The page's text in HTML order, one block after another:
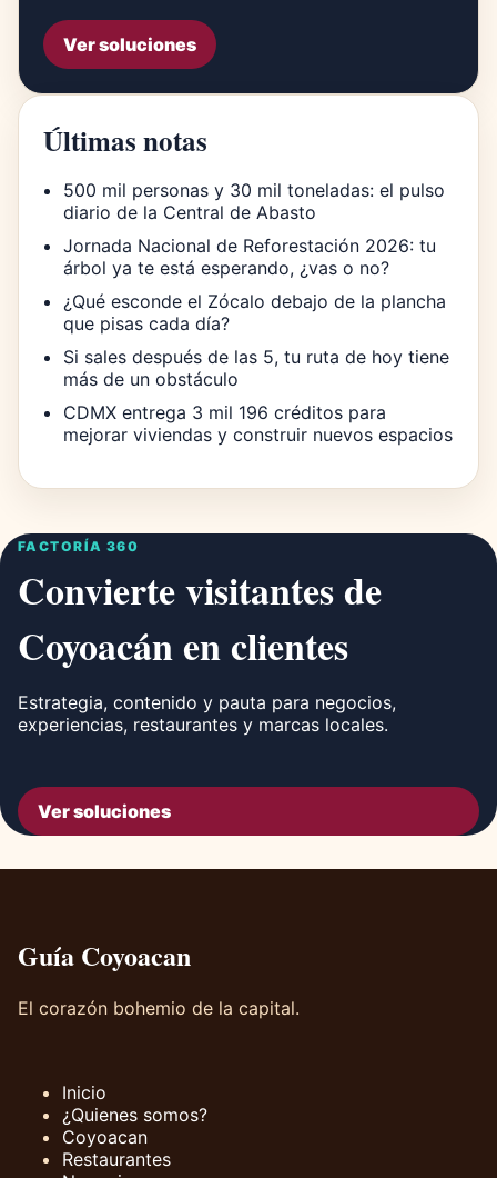
Ver soluciones
Últimas notas
500 mil personas y 30 mil toneladas: el pulso
diario de la Central de Abasto
Jornada Nacional de Reforestación 2026: tu
árbol ya te está esperando, ¿vas o no?
¿Qué esconde el Zócalo debajo de la plancha
que pisas cada día?
Si sales después de las 5, tu ruta de hoy tiene
más de un obstáculo
CDMX entrega 3 mil 196 créditos para
mejorar viviendas y construir nuevos espacios
FACTORÍA 360
Convierte visitantes de
Coyoacán en clientes
Estrategia, contenido y pauta para negocios,
experiencias, restaurantes y marcas locales.
Ver soluciones
Guía Coyoacan
El corazón bohemio de la capital.
Inicio
¿Quienes somos?
Coyoacan
Restaurantes